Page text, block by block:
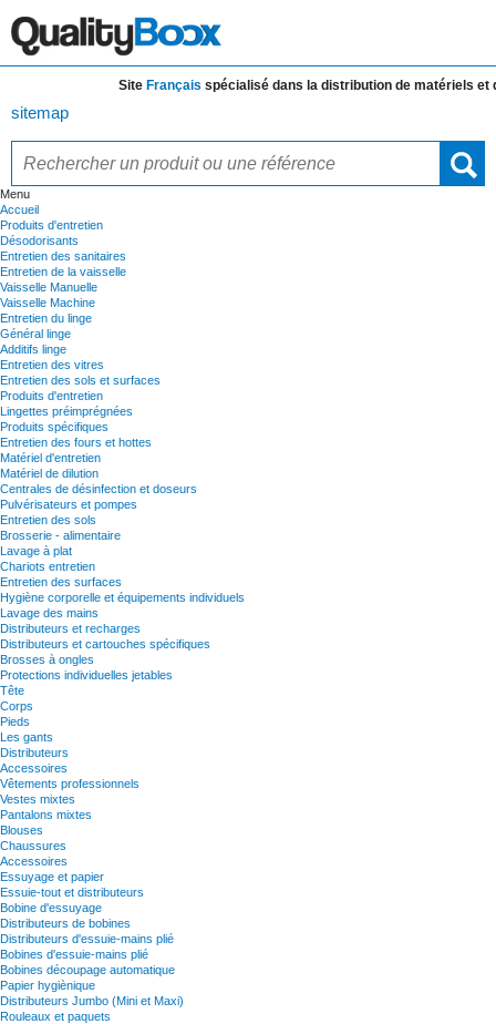
SiteFrançaisspécialisé dans la distribution dematériels et de
sitemap
Menu
Accueil
Produits d'entretien
Désodorisants
Entretien des sanitaires
Entretien de la vaisselle
Vaisselle Manuelle
Vaisselle Machine
Entretien du linge
Général linge
Additifs linge
Entretien des vitres
Entretien des sols et surfaces
Produits d'entretien
Lingettes préimprégnées
Produits spécifiques
Entretien des fours et hottes
Matériel d'entretien
Matériel de dilution
Centrales de désinfection et doseurs
Pulvérisateurs et pompes
Entretien des sols
Brosserie - alimentaire
Lavage à plat
Chariots entretien
Entretien des surfaces
Hygiène corporelle et équipements individuels
Lavage des mains
Distributeurs et recharges
Distributeurs et cartouches spécifiques
Brosses à ongles
Protections individuelles jetables
Tête
Corps
Pieds
Les gants
Distributeurs
Accessoires
Vêtements professionnels
Vestes mixtes
Pantalons mixtes
Blouses
Chaussures
Accessoires
Essuyage et papier
Essuie-tout et distributeurs
Bobine d'essuyage
Distributeurs de bobines
Distributeurs d'essuie-mains plié
Bobines d'essuie-mains plié
Bobines découpage automatique
Papier hygiènique
Distributeurs Jumbo (Mini et Maxi)
Rouleaux et paquets